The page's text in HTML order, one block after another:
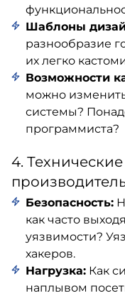
Шаблоны
разнообразие
их легко
Возможности
можно
системы?
программиста?
4.
Безопасность:
как часто
уязвимости?
хакеров.
Нагрузка: Как
наплывом